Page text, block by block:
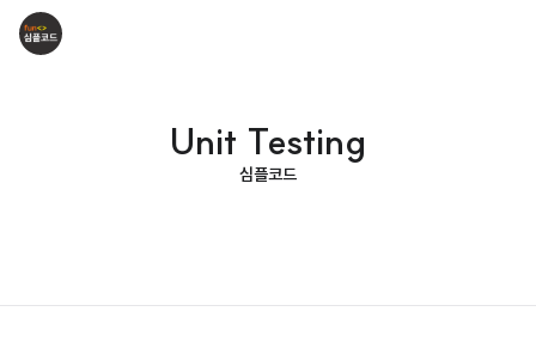
Unit Testing
심플코드